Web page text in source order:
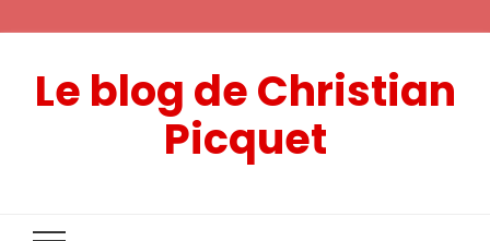
Le blog de Christian
Picquet